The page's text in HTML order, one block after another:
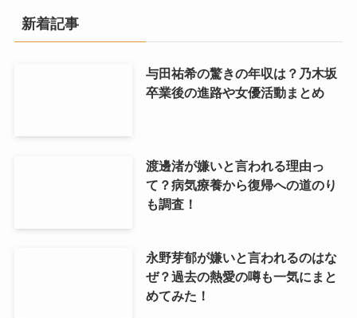
新着記事
与田祐希の驚きの年収は？乃木坂
卒業後の進路や女優活動まとめ
渡邊渚が嫌いと言われる理由っ
て？病気療養から復帰への道のり
も調査！
永野芽郁が嫌いと言われるのはな
ぜ？過去の熱愛の噂も一気にまと
めてみた！